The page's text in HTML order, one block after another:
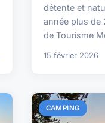
détente et
année plus de
de Tourisme
15 février 2026
CAMPING